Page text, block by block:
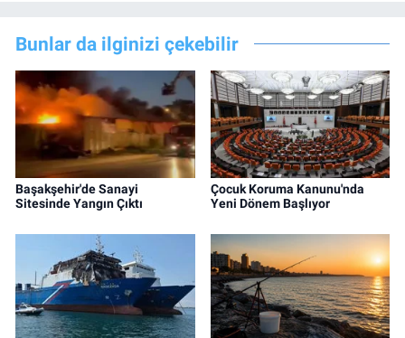
Bunlar da ilginizi çekebilir
Başakşehir'de Sanayi
Sitesinde Yangın Çıktı
Çocuk Koruma Kanunu'nda
Yeni Dönem Başlıyor